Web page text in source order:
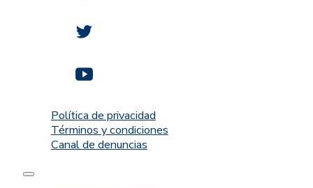
Política de privacidad
Términos y condiciones
Canal de denuncias